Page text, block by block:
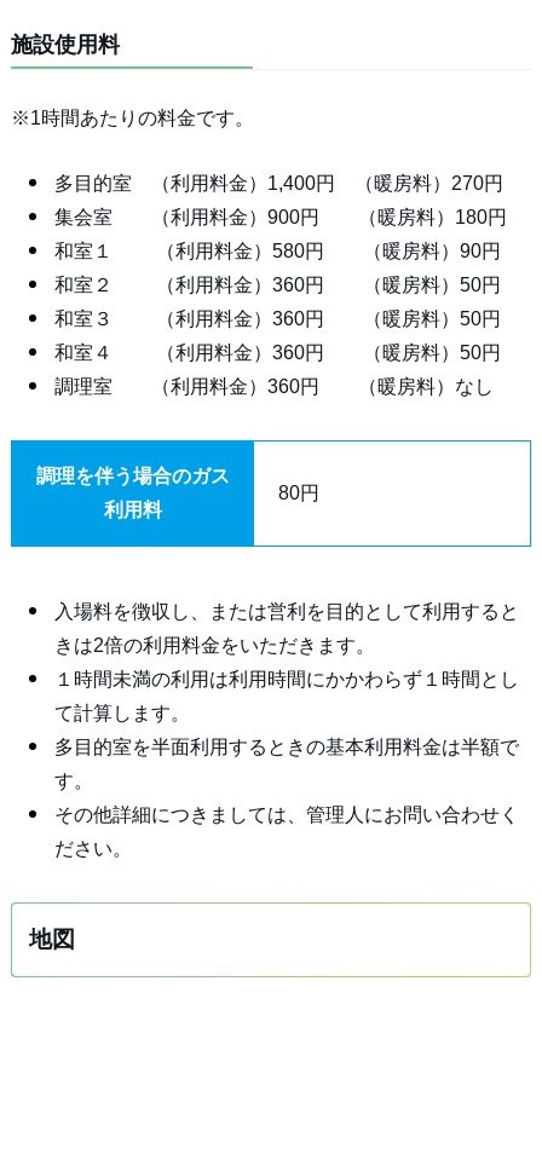
施設使用料
※1時間あたりの料金です。
多目的室 （利用料金）1,400円 （暖房料）270円
集会室 （利用料金）900円 （暖房料）180円
和室１ （利用料金）580円 （暖房料）90円
和室２ （利用料金）360円 （暖房料）50円
和室３ （利用料金）360円 （暖房料）50円
和室４ （利用料金）360円 （暖房料）50円
調理室 （利用料金）360円 （暖房料）なし
調理を伴う場合のガス
利用料
80円
入場料を徴収し、または営利を目的として利用すると
きは2倍の利用料金をいただきます。
１時間未満の利用は利用時間にかかわらず１時間とし
て計算します。
多目的室を半面利用するときの基本利用料金は半額で
す。
その他詳細につきましては、管理人にお問い合わせく
ださい。
地図